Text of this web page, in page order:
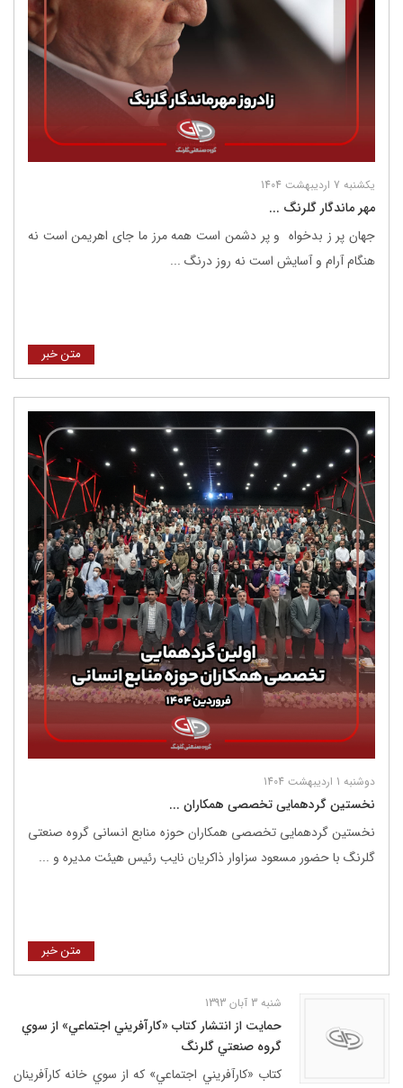
یکشنبه 7 اردیبهشت 1404
مهر ماندگار گلرنگ ...
جهان پر ز بدخواه و پر دشمن است همه مرز ما جای اهریمن است نه
هنگام آرام و آسایش است نه روز درنگ ...
متن خبر
دوشنبه 1 اردیبهشت 1404
نخستین گردهمایی تخصصی همکاران ...
نخستین گردهمایی تخصصی همکاران حوزه منابع انسانی گروه صنعتی
گلرنگ با حضور مسعود سزاوار ذاکریان نایب رئیس هیئت مدیره و ...
متن خبر
شنبه 3 آبان 1393
حمايت از انتشار كتاب «كارآفريني اجتماعي» از سوي
گروه صنعتي گلرنگ
كتاب «كارآفريني اجتماعي» كه از سوي خانه كارآفرينان